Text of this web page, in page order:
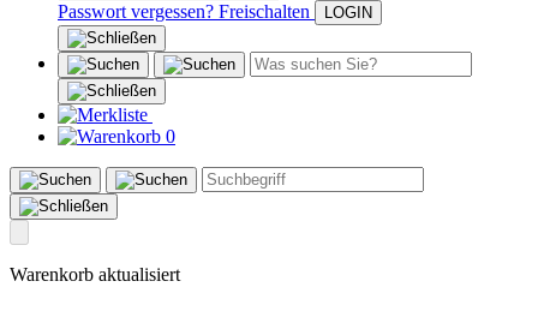
Passwort vergessen? Freischalten
0
Warenkorb aktualisiert